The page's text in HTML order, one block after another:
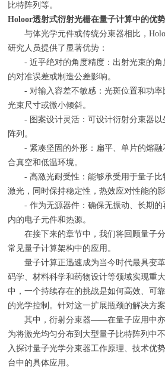
比特阵列等。
Holoor透射式衍射光栅在量子计算中的优势
与体光学元件或传统分束器相比，
研究人员提供了显著优势：
- 近乎绝对的角度精度：出射光束的
的对准误差或制造公差影响。
- 对输入容差不敏感：光斑位置和功率
光束尺寸或微小倾斜。
- 图案设计灵活：可设计衍射分束器
阵列。
- 紧凑坚固的外形：扁平、单片的熔
合真空和低温环境。
- 高激光耐受性：能够承受用于量子
激光，同时保持稳定性，热效应对性能的
- 作为无源器件：确保无振动、长期
内的电子元件和热源。
在接下来的章节中，我们将回顾量子
常见量子计算架构中的应用。
量子计算正迅速成为当今时代最具变
码学、材料科学和药物设计等领域实现重
中，一个持续存在的挑战是如何高效、可
的光学控制。针对这一扩展瓶颈的解决方
其中，衍射分束器——在量子应用中
为将激光均匀分布到大型量子比特阵列中
入探讨量子光学分束器工作原理、技术优
台中的具体应用。